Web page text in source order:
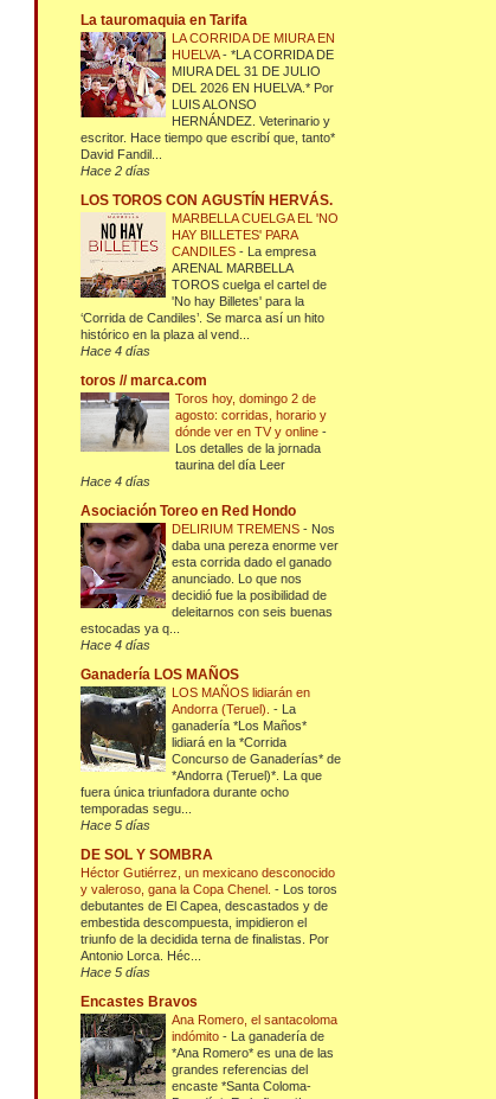
La tauromaquia en Tarifa
LA CORRIDA DE MIURA EN
HUELVA-*LA CORRIDA DE
MIURA DEL 31 DE JULIO
DEL 2026 EN HUELVA.* Por
LUIS ALONSO
HERNÁNDEZ. Veterinario y
escritor. Hace tiempo que escribí que, tanto*
David Fandil...
Hace 2 días
LOS TOROS CON AGUSTÍN HERVÁS.
MARBELLA CUELGA EL 'NO
HAY BILLETES' PARA
CANDILES- La empresa
ARENAL MARBELLA
TOROS cuelga el cartel de
'No hay Billetes' para la
‘Corrida de Candiles’. Se marca así un hito
histórico en la plaza al vend...
Hace 4 días
toros // marca.com
Toros hoy, domingo 2 de
agosto: corridas, horario y
dónde ver en TV y online-
Los detalles de la jornada
taurina del día Leer
Hace 4 días
Asociación Toreo en Red Hondo
DELIRIUM TREMENS- Nos
daba una pereza enorme ver
esta corrida dado el ganado
anunciado. Lo que nos
decidió fue la posibilidad de
deleitarnos con seis buenas
estocadas ya q...
Hace 4 días
Ganadería LOS MAÑOS
LOS MAÑOS lidiarán en
Andorra (Teruel).- La
ganadería *Los Maños*
lidiará en la *Corrida
Concurso de Ganaderías* de
*Andorra (Teruel)*. La que
fuera única triunfadora durante ocho
temporadas segu...
Hace 5 días
DE SOL Y SOMBRA
Héctor Gutiérrez, un mexicano desconocido
y valeroso, gana la Copa Chenel.- Los toros
debutantes de El Capea, descastados y de
embestida descompuesta, impidieron el
triunfo de la decidida terna de finalistas. Por
Antonio Lorca. Héc...
Hace 5 días
Encastes Bravos
Ana Romero, el santacoloma
indómito- La ganadería de
*Ana Romero* es una de las
grandes referencias del
encaste *Santa Coloma-